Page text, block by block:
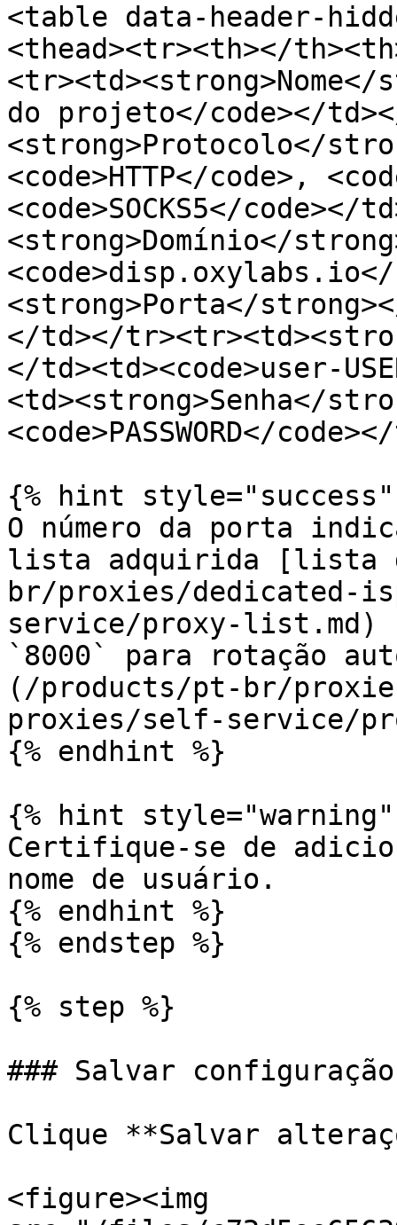
<table data-header-
<thead><tr><th></
<tr><td><strong>Nome</
do projeto</code></
<strong>Protocolo</
<code>HTTP</code>,
<code>SOCKS5</
<strong>Domínio</
<strong>Porta</
</td></
</td><td><code>user-
<td><strong>Senha</
<code>PASSWORD</
{% hint style="success"
O número da porta
lista adquirida [lista
br/proxies/dedicated-
service/proxy-list.md)
`8000` para rotação
(/products/pt-br/
proxies/self-service/
{% endhint %}
{% hint style="warning"
Certifique-se de
nome de usuário.
{% endhint %}
{% endstep %}
{% step %}
### Salvar configuração
Clique **Salvar
<figure><img